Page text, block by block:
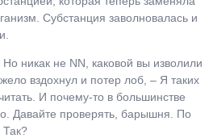
Субстанция заволновалась и
никак не NN, каковой вы изволили
вздохнул и потер лоб, – Я таких
И почему-то в большинстве
Давайте проверять, барышня. По
Так?